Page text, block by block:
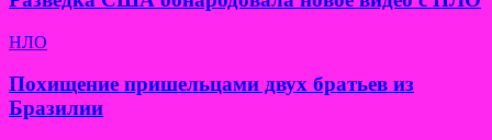
НЛО
Похищение пришельцами двух братьев из
Бразилии